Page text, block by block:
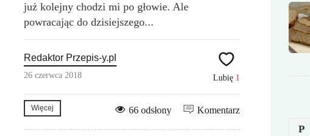
już kolejny chodzi mi po głowie. Ale
powracając do dzisiejszego...
Redaktor Przepis-y.pl
26 czerwca 2018 Lubię 1
Więcej Komentarz
66 odsłony
P